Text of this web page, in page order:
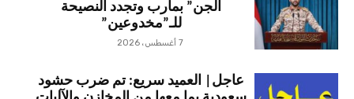
الجن” بمأرب وتجدد النصيحة
للـ”مخدوعين”
7 أغسطس، 2026
عاجل| العميد سريع: تم ضرب حشود